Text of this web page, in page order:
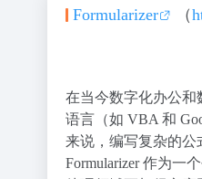
Formularizer （
在当今数字化办公和
语言（如 VBA 和
来说，编写复杂的公
Formularizer 作为一